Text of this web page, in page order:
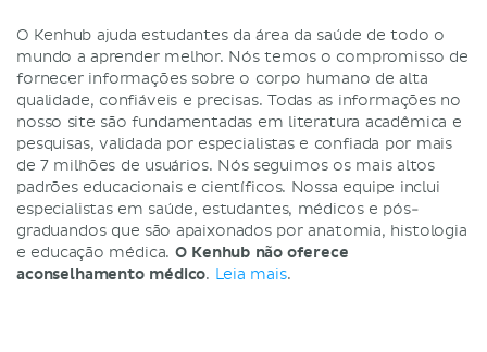
O Kenhub ajuda estudantes da área da saúde de todo o
mundo a aprender melhor. Nós temos o compromisso de
fornecer informações sobre o corpo humano de alta
qualidade, confiáveis e precisas. Todas as informações no
nosso site são fundamentadas em literatura acadêmica e
pesquisas, validada por especialistas e confiada por mais
de 7 milhões de usuários. Nós seguimos os mais altos
padrões educacionais e científicos. Nossa equipe inclui
especialistas em saúde, estudantes, médicos e pós-
graduandos que são apaixonados por anatomia, histologia
e educação médica. O Kenhub não oferece
aconselhamento médico. Leia mais.